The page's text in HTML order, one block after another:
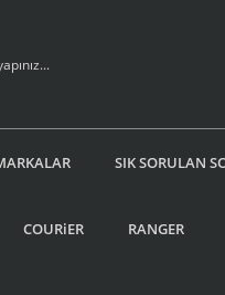
SIK SORULAN
COURiER RANGER